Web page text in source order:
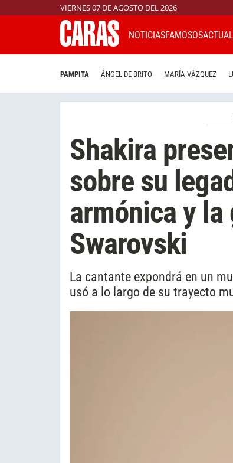
VIERNES 07 DE AGOSTO DEL 2026
NOTICIASFAMOSOS
PAMPITA ÁNGEL DE BRITO MARÍA VÁZQUEZ
Shakira
sobre su
armónica y
Swarovski
La cantante expondrá en un
usó a lo largo de su trayecto